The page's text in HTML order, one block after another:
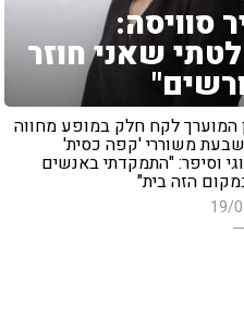
סוויסה:
שאני חוזר
לקח חלק במופע מחווה
משוררי 'קפה כסית'
וסיפר: "התמקדתי באנשים
הזה בית"
19/